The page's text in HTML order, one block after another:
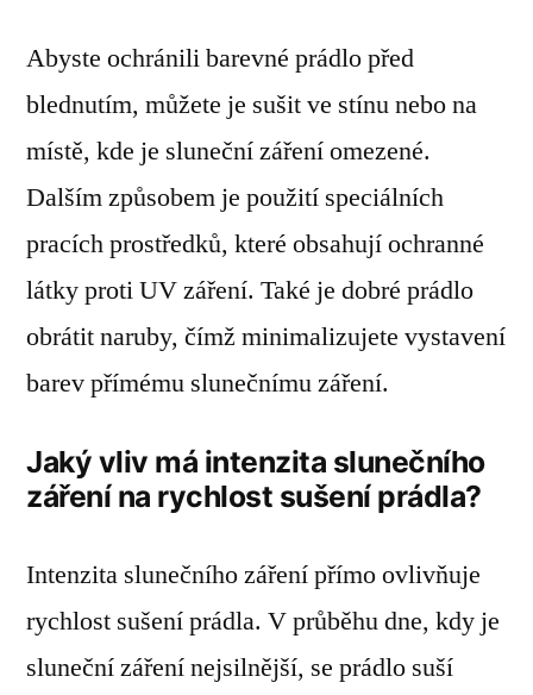
Abyste ochránili barevné prádlo před
blednutím, můžete je sušit ve stínu nebo na
místě, kde je sluneční záření omezené.
Dalším způsobem je použití speciálních
pracích prostředků, které obsahují ochranné
látky proti UV záření. Také je dobré prádlo
obrátit naruby, čímž minimalizujete vystavení
barev přímému slunečnímu záření.
Jaký vliv má intenzita slunečního
záření na rychlost sušení prádla?
Intenzita slunečního záření přímo ovlivňuje
rychlost sušení prádla. V průběhu dne, kdy je
sluneční záření nejsilnější, se prádlo suší